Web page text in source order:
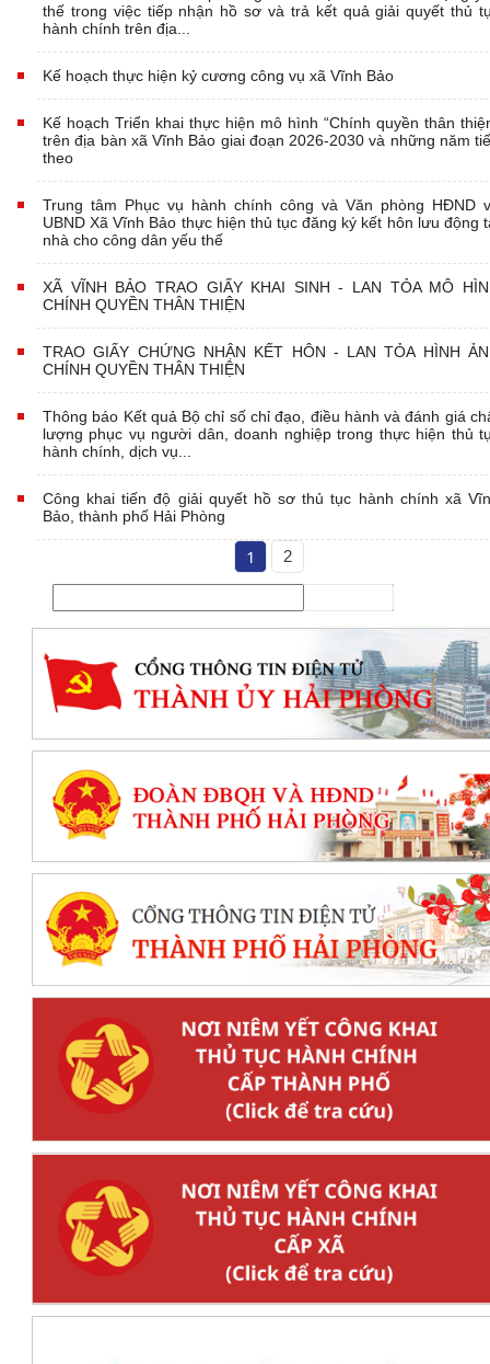
thế trong việc tiếp nhận hồ sơ và trả kết quả giải quyết thủ
hành chính trên địa...
Kế hoạch thực hiện kỷ cương công vụ xã Vĩnh Bảo
Kế hoạch Triển khai thực hiện mô hình “Chính quyền thân
trên địa bàn xã Vĩnh Bảo giai đoạn 2026-2030 và những năm
theo
Trung tâm Phục vụ hành chính công và Văn phòng HĐND
UBND Xã Vĩnh Bảo thực hiện thủ tục đăng ký kết hôn lưu động
nhà cho công dân yếu thế
XÃ VĨNH BẢO TRAO GIẤY KHAI SINH - LAN TỎA MÔ
CHÍNH QUYỀN THÂN THIỆN
TRAO GIẤY CHỨNG NHẬN KẾT HÔN - LAN TỎA HÌNH
CHÍNH QUYỀN THÂN THIỆN
Thông báo Kết quả Bộ chỉ số chỉ đạo, điều hành và đánh giá
lượng phục vụ người dân, doanh nghiệp trong thực hiện thủ
hành chính, dịch vụ...
Công khai tiến độ giải quyết hồ sơ thủ tục hành chính xã
Bảo, thành phố Hải Phòng
1 2